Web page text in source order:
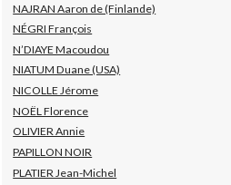
NAJRAN Aaron de (Finlande)
NÉGRI François
N’DIAYE Macoudou
NIATUM Duane (USA)
NICOLLE Jérome
NOËL Florence
OLIVIER Annie
PAPILLON NOIR
PLATIER Jean-Michel